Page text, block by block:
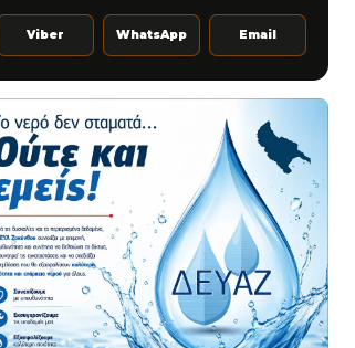
Viber WhatsApp Email